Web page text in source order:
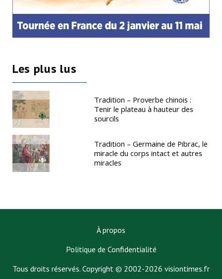
Les plus lus
Tradition – Proverbe chinois :
Tenir le plateau à hauteur des
sourcils
Tradition – Germaine de Pibrac, le
miracle du corps intact et autres
miracles
À propos
Tous droits réservés. Copyright © 2002-2026 visiontimes.fr
Politique de Confidentialité